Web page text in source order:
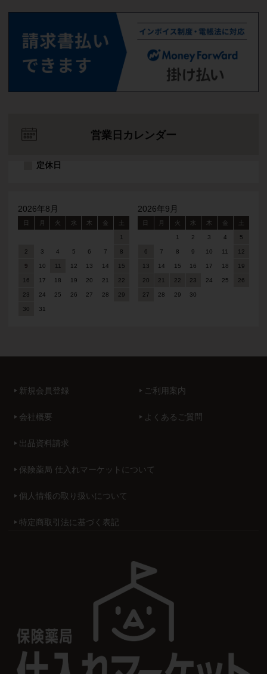
営業日カレンダー
定休日
2026年8月
火 水 木 金 土
1
2 3 4 5 6 7 8
9 10 11 12 13 14 15
16 17 18 19 20 21 22
23 24 25 26 27 28 29
30 31
2026年9月
火 水 木 金 土
1 2 3 4 5
6 7 8 9 10 11 12
13 14 15 16 17 18 19
20 21 22 23 24 25 26
27 28 29 30
新規会員登録 ご利用案内
会社概要 よくあるご質問
出品資料請求
保険薬局 仕入れマーケットについて
個人情報の取り扱いについて
特定商取引法に基づく表記